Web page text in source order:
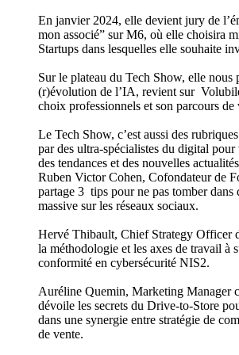
En janvier 2024, elle devient jury de
mon associé” sur M6, où elle choisira
Startups dans lesquelles elle souhaite
Sur le plateau du Tech Show, elle nous
(r)évolution de l’IA, revient sur
choix professionnels et son parcours de
Le Tech Show, c’est aussi des
par des ultra-spécialistes du digital
des tendances et des nouvelles
Ruben Victor Cohen, Cofondateur de
partage 3 tips pour ne pas tomber dans
massive sur les réseaux sociaux.
Hervé Thibault, Chief Strategy Officer
la méthodologie et les axes de travail à
conformité en cybersécurité NIS2.
Auréline Quemin, Marketing Manager
dévoile les secrets du Drive-to-Store
dans une synergie entre stratégie de
de vente.